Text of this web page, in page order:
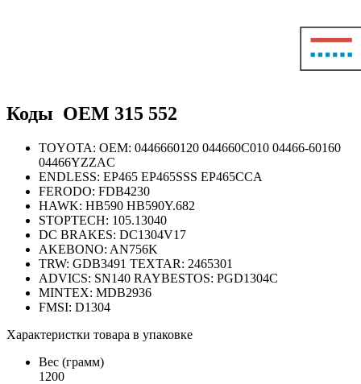
Коды OEM 315 552
TOYOTA: OEM: 0446660120 044660C010 04466-60160
04466YZZAC
ENDLESS: EP465 EP465SSS EP465CCA
FERODO: FDB4230
HAWK: HB590 HB590Y.682
STOPTECH: 105.13040
DC BRAKES: DC1304V17
AKEBONO: AN756K
TRW: GDB3491 TEXTAR: 2465301
ADVICS: SN140 RAYBESTOS: PGD1304C
MINTEX: MDB2936
FMSI: D1304
Характеристки товара в упаковке
Вес (грамм)
1200